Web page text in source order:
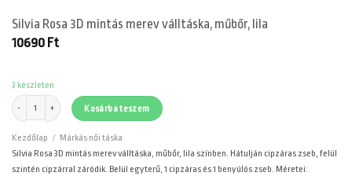
Silvia Rosa 3D mintás merev válltáska, műbőr, lila
10690 Ft
3 készleten
Silvia Rosa 3D mintás merev válltáska, műbőr, lila mennyiség
Kosárba teszem
Kezdőlap / Márkás női táska
Silvia Rosa 3D mintás merev válltáska, műbőr, lila színben. Hátulján cipzáras zseb, felül
szintén cipzárral záródik. Belül egyterű, 1 cipzáras és 1 benyúlós zseb. Méretei: